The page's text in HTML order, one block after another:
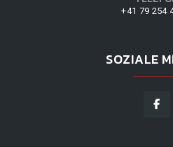
+41 79 254
SOZIALE